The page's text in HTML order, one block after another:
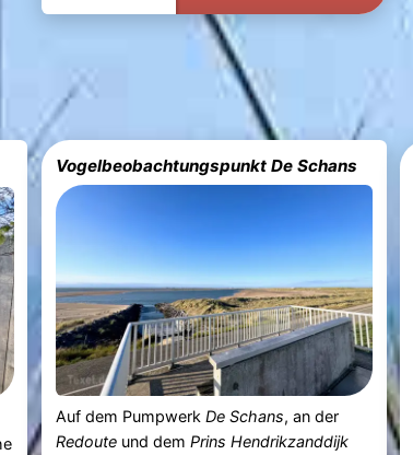
Vogelbeobachtungspunkt De Schans
Auf dem Pumpwerk De Schans, an der
Redouteund dem Prins Hendrikzanddijk